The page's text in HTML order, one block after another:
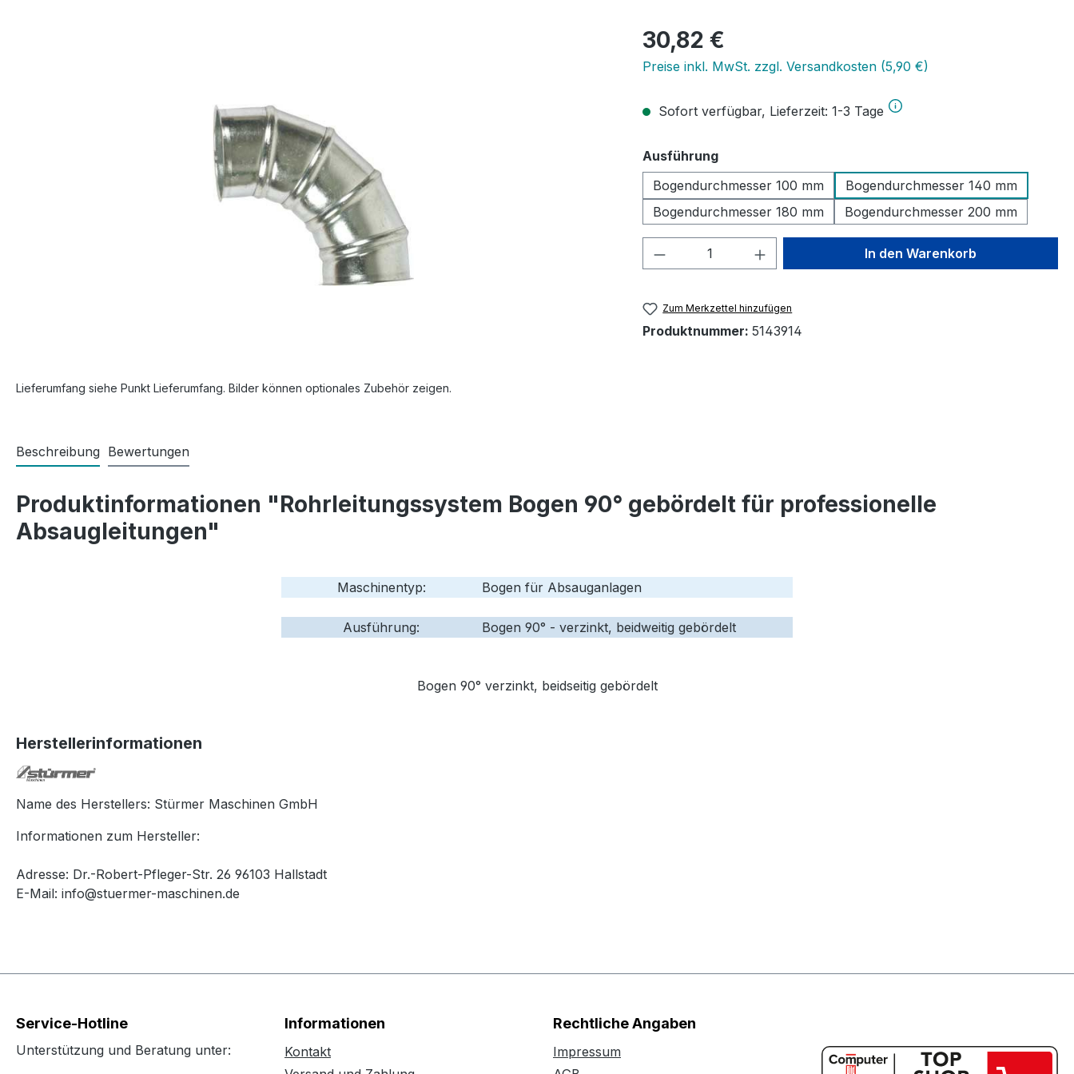
Lieferumfang siehe Punkt Lieferumfang. Bilder können optionales Zubehör zeigen.
Regulärer Preis:
30,82 €
Preise inkl. MwSt. zzgl. Versandkosten (5,90 €)
Sofort verfügbar, Lieferzeit: 1-3 Tage
Ausführungauswählen
Bogendurchmesser 100 mm
Bogendurchmesser 140 mm
Bogendurchmesser 180 mm
Bogendurchmesser 200 mm
Produkt Anzahl: Gib den gewünschten Wert
In den Warenkorb
Zum Merkzettel hinzufügen
Produktnummer: 5143914
Beschreibung Bewertungen
Produktinformationen "Rohrleitungssystem Bogen 90° gebördelt für professionelle
Absaugleitungen"
Maschinentyp: Bogen für Absauganlagen
Ausführung: Bogen 90° - verzinkt, beidweitig gebördelt
Bogen 90° verzinkt, beidseitig gebördelt
Herstellerinformationen
Name des Herstellers: Stürmer Maschinen GmbH
Informationen zum Hersteller:
Adresse: Dr.-Robert-Pfleger-Str. 26 96103 Hallstadt
E-Mail: info@stuermer-maschinen.de
Service-Hotline
Unterstützung und Beratung unter:
Informationen
Kontakt
Rechtliche Angaben
Impressum